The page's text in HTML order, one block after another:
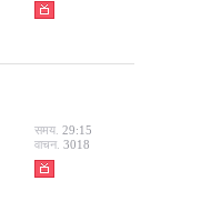
समय. 29:15
वाचन. 3018